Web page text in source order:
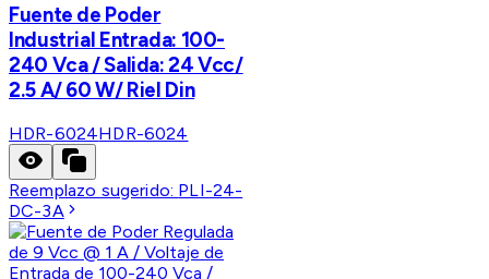
Fuente de Poder
Industrial Entrada: 100-
240 Vca / Salida: 24 Vcc/
2.5 A/ 60 W/ Riel Din
HDR-6024HDR-6024
Reemplazo sugerido: PLI-24-
DC-3A